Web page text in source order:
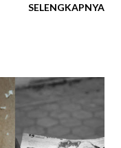
dijual dengan
membuka
100 kotak
“MILO” dan
SELENGKAPNYA